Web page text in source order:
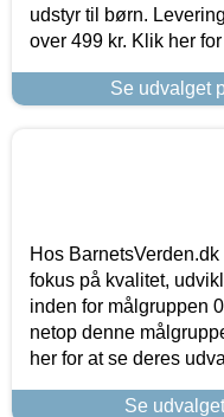
udstyr til børn.
over 499 kr. Klik her
Se udvalget
Hos
fokus på kvalitet,
inden for målgruppen
netop denne
her for at se deres
Se